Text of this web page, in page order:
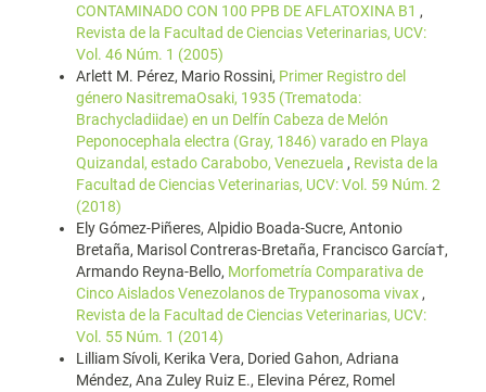
CONTAMINADO CON 100 PPB DE AFLATOXINA B1 ,
Revista de la Facultad de Ciencias Veterinarias, UCV:
Vol. 46 Núm. 1 (2005)
Arlett M. Pérez, Mario Rossini, Primer Registro del
género NasitremaOsaki, 1935 (Trematoda:
Brachycladiidae) en un Delfín Cabeza de Melón
Peponocephala electra (Gray, 1846) varado en Playa
Quizandal, estado Carabobo, Venezuela , Revista de la
Facultad de Ciencias Veterinarias, UCV: Vol. 59 Núm. 2
(2018)
Ely Gómez-Piñeres, Alpidio Boada-Sucre, Antonio
Bretaña, Marisol Contreras-Bretaña, Francisco García†,
Armando Reyna-Bello, Morfometría Comparativa de
Cinco Aislados Venezolanos de Trypanosoma vivax,
Revista de la Facultad de Ciencias Veterinarias, UCV:
Vol. 55 Núm. 1 (2014)
Lilliam Sívoli, Kerika Vera, Doried Gahon, Adriana
Méndez, Ana Zuley Ruiz E., Elevina Pérez, Romel